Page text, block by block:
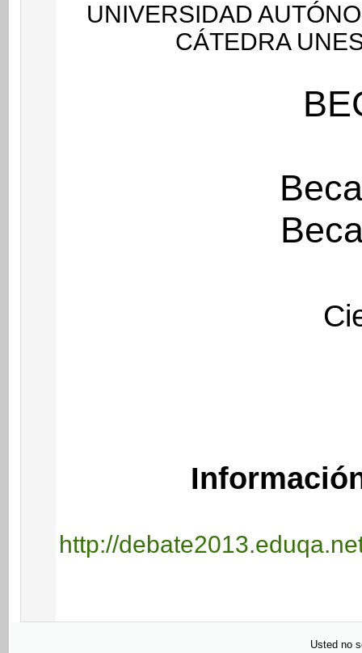
UNIVERSIDAD
CÁTEDRA
http://
Usted no